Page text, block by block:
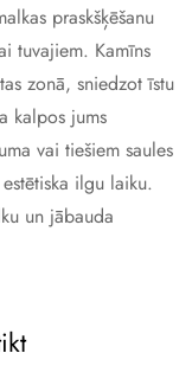
praskšķēšanu
tuvajiem. Kamīns
zonā, sniedzot īstu
kalpos jums
vai tiešiem saules
ilgu laiku.
un jābauda